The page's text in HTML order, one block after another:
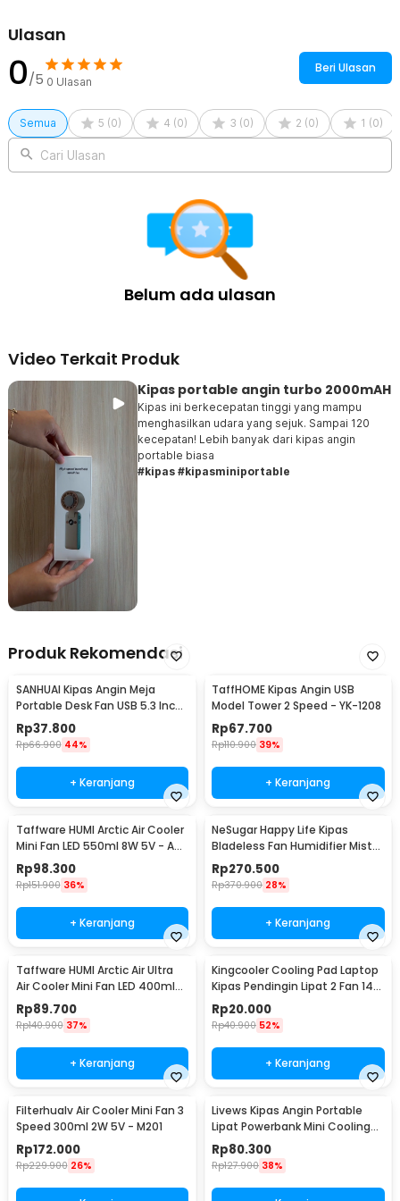
Ulasan
0/5 0 Ulasan
Beri Ulasan
Semua 5 (0) 4 (0) 3 (0) 2 (0) 1 (0)
Cari Ulasan
Belum ada ulasan
Video Terkait Produk
Kipas portable angin turbo 2000mAH
Kipas ini berkecepatan tinggi yang mampu
menghasilkan udara yang sejuk. Sampai 120
kecepatan! Lebih banyak dari kipas angin
portable biasa
#kipas #kipasminiportable
Produk Rekomendasi
SANHUAI Kipas Angin Meja
Portable Desk Fan USB 5.3 Inch
2.5W - A18
Rp37.800
Rp66.900 44%
+ Keranjang
TaffHOME Kipas Angin USB
Model Tower 2 Speed - YK-1208
Rp67.700
Rp110.900 39%
+ Keranjang
Taffware HUMI Arctic Air Cooler
Mini Fan LED 550ml 8W 5V - AA-
MC4
Rp98.300
Rp151.900 36%
+ Keranjang
NeSugar Happy Life Kipas
Bladeless Fan Humidifier Mist
LED - R011
Rp270.500
Rp370.900 28%
+ Keranjang
Taffware HUMI Arctic Air Ultra
Air Cooler Mini Fan LED 400ml
8W 5V - K-F009
Rp89.700
Rp140.900 37%
+ Keranjang
Kingcooler Cooling Pad Laptop
Kipas Pendingin Lipat 2 Fan 14
Inch - 818
Rp20.000
Rp40.900 52%
+ Keranjang
Filterhualv Air Cooler Mini Fan 3
Speed 300ml 2W 5V - M201
Rp172.000
Rp229.900 26%
Livews Kipas Angin Portable
Lipat Powerbank Mini Cooling
Fan 3000mAh - F3
Rp80.300
Rp127.900 38%